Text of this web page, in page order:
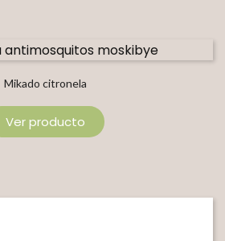
Mikado citronela
Ver producto